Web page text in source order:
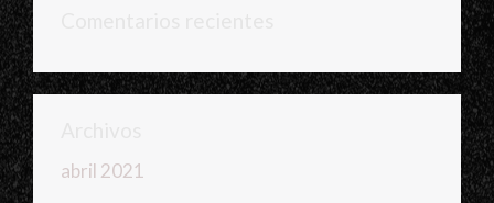
abril 2021